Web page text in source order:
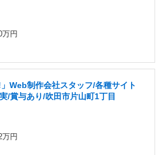
万円
Web制作会社スタッフ/各種サイト
/賞与あり/吹田市片山町1丁目
万円